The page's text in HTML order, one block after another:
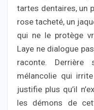
tartes dentaires, un
rose tacheté, un
qui ne le protège
Laye ne dialogue
raconte.
mélancolie qui
justifie plus qu’il
les démons de